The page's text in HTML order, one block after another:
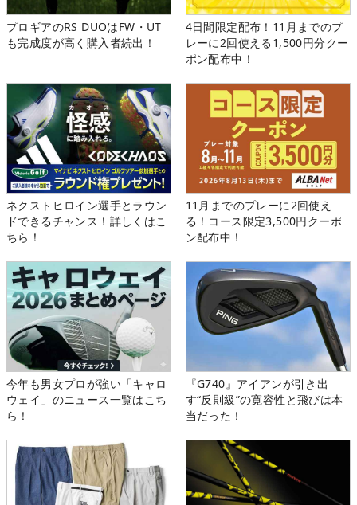
プロギアのRS DUOはFW・UT
も完成度が高く購入者続出！
4日間限定配布！11月までのプ
レーに2回使える1,500円分クー
ポン配布中！
ネクストヒロイン選手とラウン
ドできるチャンス！詳しくはこ
ちら！
11月までのプレーに2回使え
る！コース限定3,500円クーポ
ン配布中！
今年も男女プロが強い「キャロ
ウェイ」のニュース一覧はこち
ら！
『G740』アイアンが引き出
す“反則級”の寛容性と飛びは本
当だった！